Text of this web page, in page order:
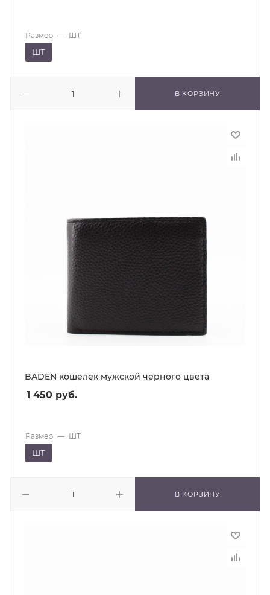
В КОРЗИНУ
Размер — ШТ
ШТ
BADEN кошелек мужской черного цвета
1 450 руб.
В КОРЗИНУ
Размер — ШТ
ШТ